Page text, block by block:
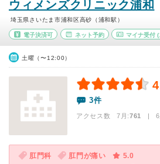
ウィメンズクリニック浦和
埼玉県さいたま市浦和区高砂（浦和駅）
電子決済可 ネット予約 マイナ受付 (
土曜（〜12:00）
3件
アクセス数 7月:761 | 6
肛門科 肛門が痛い
5.0